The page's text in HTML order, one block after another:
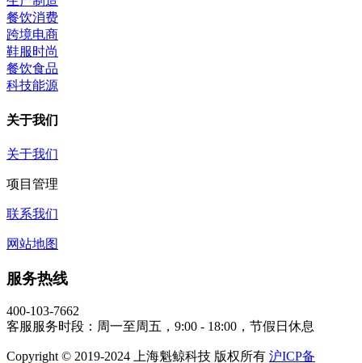
餐饮消费
跨境电商
鞋服时尚
餐饮食品
科技能源
关于我们
关于我们
项目管理
联系我们
网站地图
服务热线
400-103-7662
客服服务时段：周一至周五，9:00 - 18:00，节假日休息
Copyright © 2019-2024 上海魁鲸科技 版权所有 沪ICP备